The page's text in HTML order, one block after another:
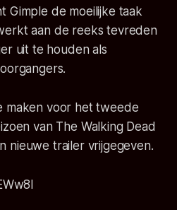
Gimple de moeilijke taak
aan de reeks tevreden
uit te houden als
maken voor het tweede
van The Walking Dead
nieuwe trailer vrijgegeven.